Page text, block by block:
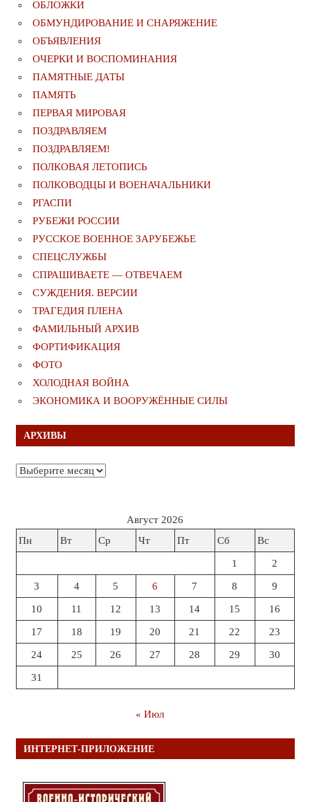
ОБЛОЖКИ
ОБМУНДИРОВАНИЕ И СНАРЯЖЕНИЕ
ОБЪЯВЛЕНИЯ
ОЧЕРКИ И ВОСПОМИНАНИЯ
ПАМЯТНЫЕ ДАТЫ
ПАМЯТЬ
ПЕРВАЯ МИРОВАЯ
ПОЗДРАВЛЯЕМ
ПОЗДРАВЛЯЕМ!
ПОЛКОВАЯ ЛЕТОПИСЬ
ПОЛКОВОДЦЫ И ВОЕНАЧАЛЬНИКИ
РГАСПИ
РУБЕЖИ РОССИИ
РУССКОЕ ВОЕННОЕ ЗАРУБЕЖЬЕ
СПЕЦСЛУЖБЫ
СПРАШИВАЕТЕ — ОТВЕЧАЕМ
СУЖДЕНИЯ. ВЕРСИИ
ТРАГЕДИЯ ПЛЕНА
ФАМИЛЬНЫЙ АРХИВ
ФОРТИФИКАЦИЯ
ФОТО
ХОЛОДНАЯ ВОЙНА
ЭКОНОМИКА И ВООРУЖЁННЫЕ СИЛЫ
АРХИВЫ
Архивы
Август 2026
Пн
Вт Ср Чт Пт Сб Вс
1 2
3 4 5 6 7 8 9
10 11 12 13 14 15 16
17 18 19 20 21 22 23
24 25 26 27 28 29 30
31
« Июл
ИНТЕРНЕТ-ПРИЛОЖЕНИЕ